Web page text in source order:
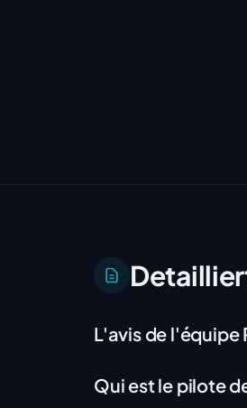
L'avis de l'équipe
Qui est le pilote